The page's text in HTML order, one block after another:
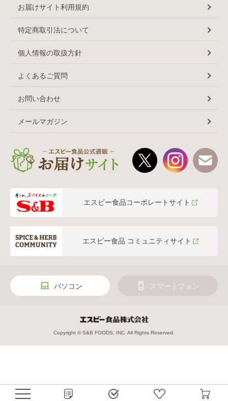
お届けサイト利用規約
特定商取引法について
個人情報の取扱方針
よくあるご質問
お問い合わせ
メールマガジン
エスビー食品コーポレートサイト
エスビー食品 コミュニティサイト
パソコン スマートフォン
Copyright © S&B FOODS, INC. All Rights Reserved.